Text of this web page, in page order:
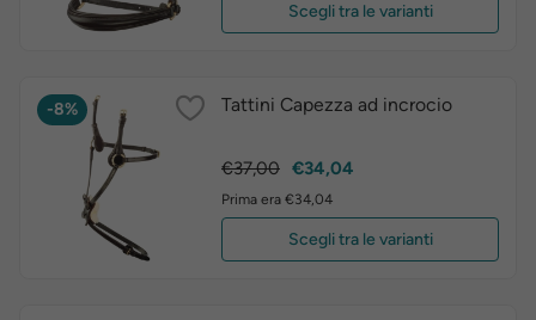
Scegli tra le varianti
-8% Tattini Capezza ad incrocio
Prezzo
€37,00 Prezzo
€34,04
Prima era €34,04
Scegli tra le varianti